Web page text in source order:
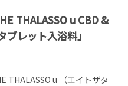
THALASSO u CBD &
レット入浴料」
THALASSO u （エイトザタ